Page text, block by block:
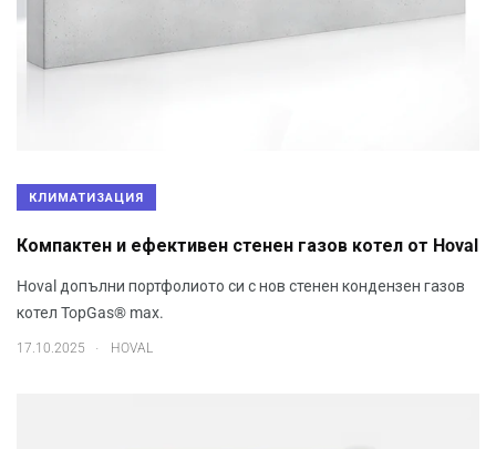
КЛИМАТИЗАЦИЯ
Компактен и ефективен стенен газов котел от Hoval
Hoval допълни портфолиото си с нов стенен кондензен газов
котел TopGas® max.
17.10.2025 HOVAL